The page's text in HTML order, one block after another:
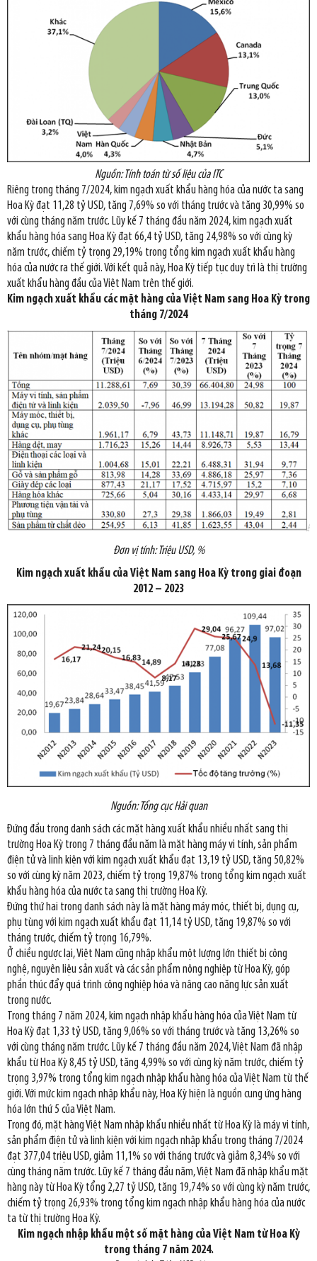
Nguồn: Tính toán từ số liệu của ITC
Riêng trong tháng 7/2024, kim ngạch xuất khẩu hàng hóa của nước ta sang
Hoa Kỳ đạt 11,28 tỷ USD, tăng 7,69% so với tháng trước và tăng 30,99% so
với cùng tháng năm trước. Lũy kế 7 tháng đầu năm 2024, kim ngạch xuất
khẩu hàng hóa sang Hoa Kỳ đạt 66,4 tỷ USD, tăng 24,98% so với cùng kỳ
năm trước, chiếm tỷ trọng 29,19% trong tổng kim ngạch xuất khẩu hàng
hóa của nước ra thế giới. Với kết quả này, Hoa Kỳ tiếp tục duy trì là thị trường
xuất khẩu hàng đầu của Việt Nam trên thế giới.
Kim ngạch xuất khẩu các mặt hàng của Việt Nam sang Hoa Kỳ trong
tháng 7/2024
Đơn vị tính: Triệu USD, %
Kim ngạch xuất khẩu của Việt Nam sang Hoa Kỳ trong giai đoạn
2012 – 2023
Nguồn: Tổng cục Hải quan
Đứng đầu trong danh sách các mặt hàng xuất khẩu nhiều nhất sang thị
trường Hoa Kỳ trong 7 tháng đầu năm là mặt hàng máy vi tính, sản phẩm
điện tử và linh kiện với kim ngạch xuất khẩu đạt 13,19 tỷ USD, tăng 50,82%
so với cùng kỳ năm 2023, chiếm tỷ trọng 19,87% trong tổng kim ngạch xuất
khẩu hàng hóa của nước ta sang thị trường Hoa Kỳ.
Đứng thứ hai trong danh sách này là mặt hàng máy móc, thiết bị, dụng cụ,
phụ tùng với kim ngạch xuất khẩu đạt 11,14 tỷ USD, tăng 19,87% so với
tháng trước, chiếm tỷ trọng 16,79%.
Ở chiều ngược lại, Việt Nam cũng nhập khẩu một lượng lớn thiết bị công
nghệ, nguyên liệu sản xuất và các sản phẩm nông nghiệp từ Hoa Kỳ, góp
phần thúc đẩy quá trình công nghiệp hóa và nâng cao năng lực sản xuất
trong nước.
Trong tháng 7 năm 2024, kim ngạch nhập khẩu hàng hóa của Việt Nam từ
Hoa Kỳ đạt 1,33 tỷ USD, tăng 9,06% so với tháng trước và tăng 13,26% so
với cùng tháng năm trước. Lũy kế 7 tháng đầu năm 2024, Việt Nam đã nhập
khẩu từ Hoa Kỳ 8,45 tỷ USD, tăng 4,99% so với cùng kỳ năm trước, chiếm tỷ
trọng 3,97% trong tổng kim ngạch nhập khẩu hàng hóa của Việt Nam từ thế
giới. Với mức kim ngạch nhập khẩu này, Hoa Kỳ hiện là nguồn cung ứng hàng
hóa lớn thứ 5 của Việt Nam.
Trong đó, mặt hàng Việt Nam nhập khẩu nhiều nhất từ Hoa Kỳ là máy vi tính,
sản phẩm điện tử và linh kiện với kim ngạch nhập khẩu trong tháng 7/2024
đạt 377,04 triệu USD, giảm 11,1% so với tháng trước và giảm 8,34% so với
cùng tháng năm trước. Lũy kế 7 tháng đầu năm, Việt Nam đã nhập khẩu mặt
hàng này từ Hoa Kỳ tổng 2,27 tỷ USD, tăng 19,74% so với cùng kỳ năm trước,
chiếm tỷ trọng 26,93% trong tổng kim ngạch nhập khẩu hàng hóa của nước
ta từ thị trường Hoa Kỳ.
Kim ngạch nhập khẩu một số mặt hàng của Việt Nam từ Hoa Kỳ
trong tháng 7 năm 2024.